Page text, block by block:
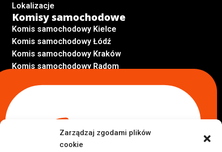
Zarządzaj zgodami plików
cookie
Lokalizacje
Komisy samochodowe
Komis samochodowy Kielce
Komis samochodowy Łódź
Komis samochodowy Kraków
Komis samochodowy Radom
Komis samochodowy Opole
Komis samochodowy Lublin
Komis samochodowy Sochaczew
Inne Lokalizacje